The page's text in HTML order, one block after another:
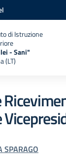
di Istruzione
- Sani"
(LT)
SPARAGO